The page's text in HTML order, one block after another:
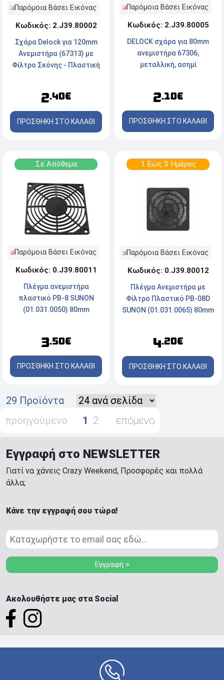
Παρόμοια Βάσει Εικόνας
Κωδικός: 2.J39.80002
Σχάρα Delock για 120mm
Ανεμιστήρα (67313) με
Φίλτρο Σκόνης - Πλαστική
2.40€
ΠΡΟΣΘΗΚΗ ΣΤΟ ΚΑΛΑΘΙ
Παρόμοια Βάσει Εικόνας
Κωδικός: 2.J39.80005
DELOCK σχάρα για 80mm
ανεμιστήρα 67306,
μεταλλική, ασημί
2.10€
ΠΡΟΣΘΗΚΗ ΣΤΟ ΚΑΛΑΘΙ
Σε Απόθεμα
Παρόμοια Βάσει Εικόνας
Κωδικός: 0.J39.80011
Πλέγμα ανεμιστήρα
πλαστικό PB-8 SUNON
(01.031.0050) 80mm
3.50€
ΠΡΟΣΘΗΚΗ ΣΤΟ ΚΑΛΑΘΙ
1 Εώς 3 Ημέρες
Παρόμοια Βάσει Εικόνας
Κωδικός: 0.J39.80012
Πλέγμα Ανεμιστήρα με
Φίλτρο Πλαστικό PB-08D
SUNON (01.031.0065) 80mm
4.20€
ΠΡΟΣΘΗΚΗ ΣΤΟ ΚΑΛΑΘΙ
29 Προϊόντα
προηγούμενο
1 2 επόμενο
Εγγραφή στο NEWSLETTER
Γιατί να χάνεις Crazy Weekend, Προσφορές και πολλά
άλλα;
Κάνε την εγγραφή σου τώρα!
Εγγραφή >
Ακολουθήστε μας στα Social